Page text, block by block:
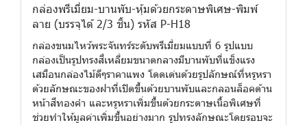
กล่องพรีเมี่ยม-บานพับ-หุ้มด้วยกระดาษพิเศษ-พิมพ์
ลาย (บรรจุได้ 2/3 ชิ้น) รหัส P-H18
กล่องขนมไหว้พระจันทร์ระดับพรีเมี่ยมแบบที่ 6 รูปแบบ
กล่องเป็นรูปทรงสี่เหลี่ยมขนาดกลางมีบานพับที่แข็งแรง
เสมือนกล่องไม้ดีๆราคาแพง โดดเด่นด้วยรูปลักษณ์ที่หรูหรา
ด้วยลักษณะของฝาที่เปิดขึ้นด้วยบานพับและกลอนล็อคด้าน
หน้าสีทองคำ และหรูหราเพิ่มขึ้นด้วยกระดาษเนื้อพิเศษที่
ช่วยทำให้มูลค่าเพิ่มขึ้นอย่างมาก รูปทรงลักษณะโดยรอบจะ